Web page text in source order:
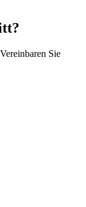
Sie